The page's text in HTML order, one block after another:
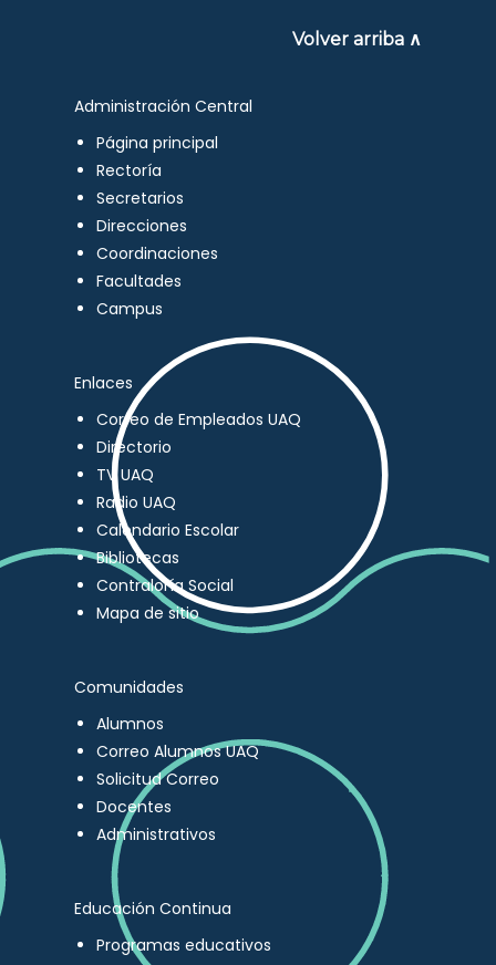
Volver arriba ∧
Administración Central
Página principal
Rectoría
Secretarios
Direcciones
Coordinaciones
Facultades
Campus
Enlaces
Correo de Empleados UAQ
Directorio
TV UAQ
Radio UAQ
Calendario Escolar
Bibliotecas
Contraloría Social
Mapa de sitio
Comunidades
Alumnos
Correo Alumnos UAQ
Solicitud Correo
Docentes
Administrativos
Educación Continua
Programas educativos